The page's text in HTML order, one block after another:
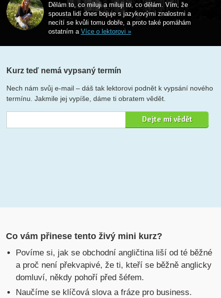
Dělám to, co miluji a miluji to, co dělám. Vím, že
spousta lidí dnes bojuje s jazykovými znalostmi a
necítí se kvůli tomu dobře, a proto také pomáhám
ostatním a Více o lektorovi »
Kurz teď nemá vypsaný termín
Nech nám svůj e-mail – dáš tak lektorovi podnět k vypsání nového
termínu. Jakmile jej vypíše, dáme ti obratem vědět.
Co vám přinese tento živý mini kurz?
Povíme si, jak se obchodní angličtina liší od té běžné
a proč není překvapivé, že ti, kteří se běžně anglicky
domluví, někdy pohoří před šéfem.
Naučíme se klíčová slova a fráze pro business.